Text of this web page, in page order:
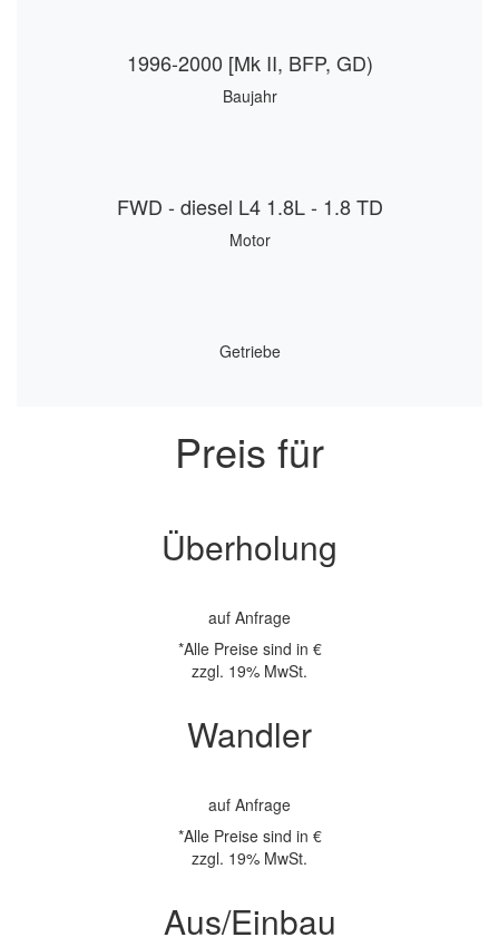
1996-2000 [Mk II, BFP, GD)
Baujahr
FWD - diesel L4 1.8L - 1.8 TD
Motor
Getriebe
Preis für
Überholung
auf Anfrage
*Alle Preise sind in €
zzgl. 19% MwSt.
Wandler
auf Anfrage
*Alle Preise sind in €
zzgl. 19% MwSt.
Aus/Einbau